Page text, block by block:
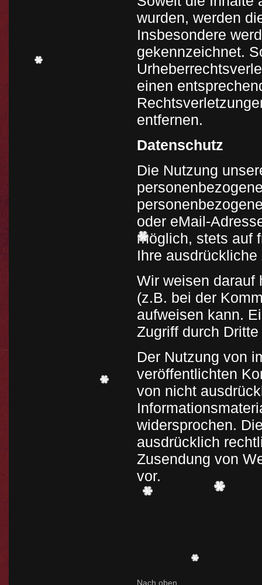
wurden, werden
Insbesondere
gekennzeichnet.
einen
entfernen.
Datenschutz
Die Nutzung
oder eMail-
möglich, stets auf
Ihre
Wir weisen darauf
(z.B. bei der
aufweisen kann.
Zugriff durch
Der Nutzung von
veröffentlichten
von nicht
widersprochen.
ausdrücklich
Zusendung von
vor.
Nach oben